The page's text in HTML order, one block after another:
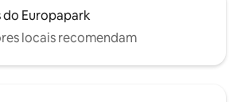
Europapark
locais recomendam